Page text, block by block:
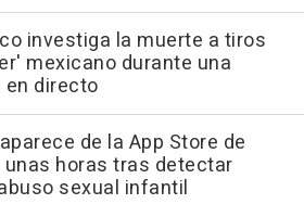
investiga la muerte a tiros
mexicano durante una
directo
de la App Store de
unas horas tras detectar
sexual infantil